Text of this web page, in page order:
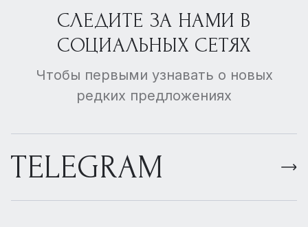
СЛЕДИТЕ ЗА НАМИ В
СОЦИАЛЬНЫХ СЕТЯХ
Чтобы первыми узнавать о новых
редких предложениях
TELEGRAM